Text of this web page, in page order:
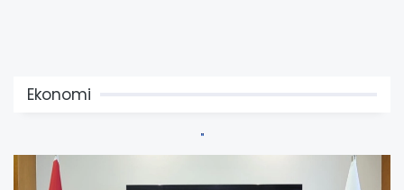
Ekonomi